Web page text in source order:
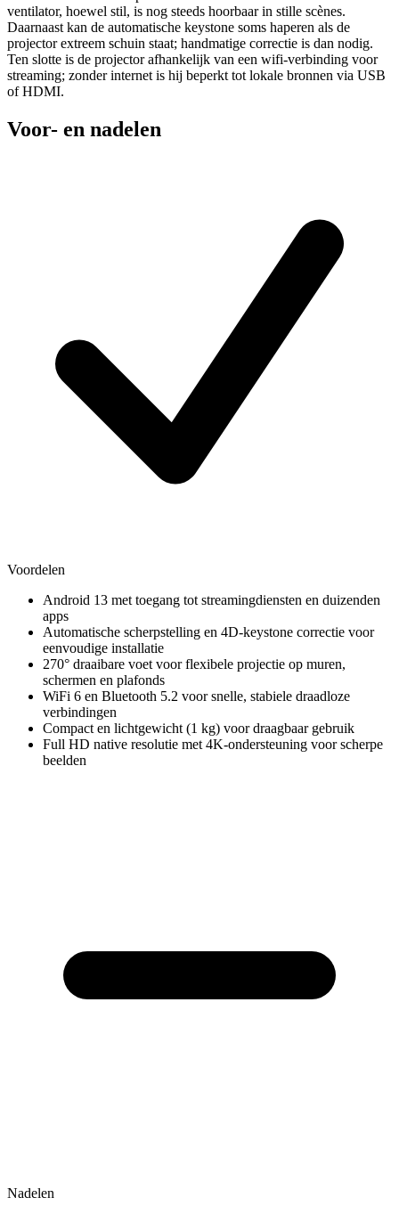
ventilator, hoewel stil, is nog steeds hoorbaar in stille scènes.
Daarnaast kan de automatische keystone soms haperen als de
projector extreem schuin staat; handmatige correctie is dan nodig.
Ten slotte is de projector afhankelijk van een wifi-verbinding voor
streaming; zonder internet is hij beperkt tot lokale bronnen via USB
of HDMI.
Voor- en nadelen
Voordelen
Android 13 met toegang tot streamingdiensten en duizenden
apps
Automatische scherpstelling en 4D-keystone correctie voor
eenvoudige installatie
270° draaibare voet voor flexibele projectie op muren,
schermen en plafonds
WiFi 6 en Bluetooth 5.2 voor snelle, stabiele draadloze
verbindingen
Compact en lichtgewicht (1 kg) voor draagbaar gebruik
Full HD native resolutie met 4K-ondersteuning voor scherpe
beelden
Nadelen